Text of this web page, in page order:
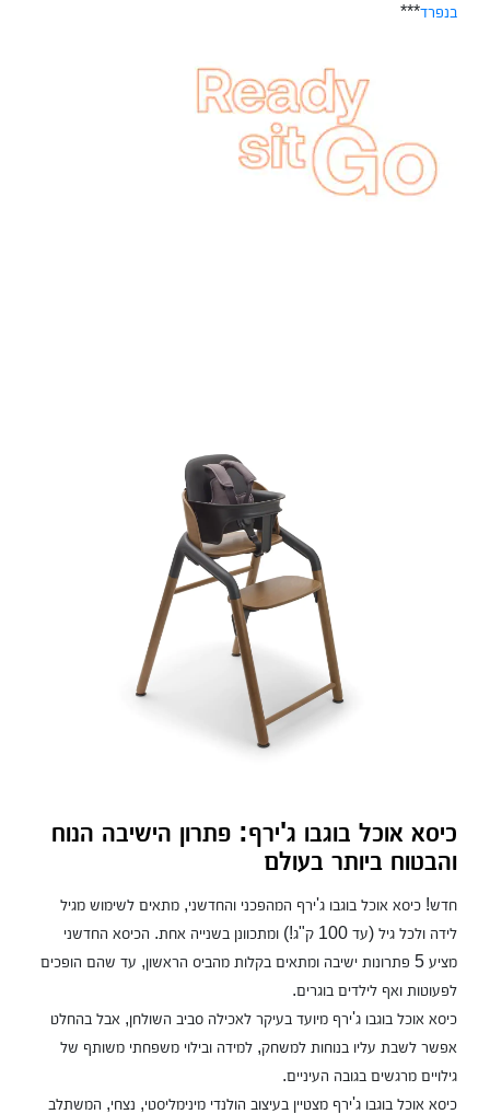
בנפרד***
כיסא אוכל בוגבו ג'ירף: פתרון הישיבה הנוח
והבטוח ביותר בעולם
חדש! כיסא אוכל בוגבו ג'ירף המהפכני והחדשני, מתאים לשימוש מגיל
לידה ולכל גיל (עד 100 ק"ג!) ומתכוונן בשנייה אחת. הכיסא החדשני
מציע 5 פתרונות ישיבה ומתאים בקלות מהביס הראשון, עד שהם הופכים
לפעוטות ואף לילדים בוגרים.
כיסא אוכל בוגבו ג'ירף מיועד בעיקר לאכילה סביב השולחן, אבל בהחלט
אפשר לשבת עליו בנוחות למשחק, למידה ובילוי משפחתי משותף של
גילויים מרגשים בגובה העיניים.
כיסא אוכל בוגבו ג'ירף מצטיין בעיצוב הולנדי מינימליסטי, נצחי, המשתלב